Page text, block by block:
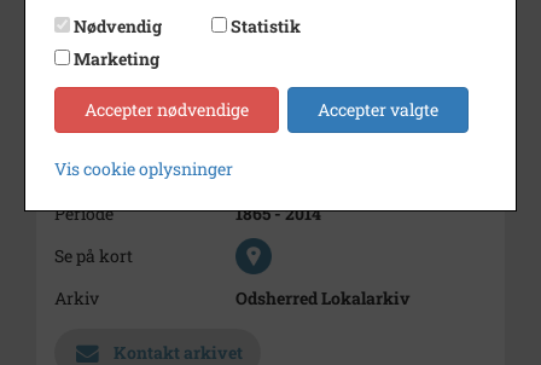
Født/stiftet
1865/
Død/nedlagt
Bemærkning
Oplysninger om Vallekilde
Højskole findes også i
Periode
1865 - 2014
Se på kort
Arkiv
Odsherred Lokalarkiv
Kontakt arkivet
Nødvendig
Statistik
Marketing
Accepter nødvendige Accepter valgte
Vis cookie oplysninger